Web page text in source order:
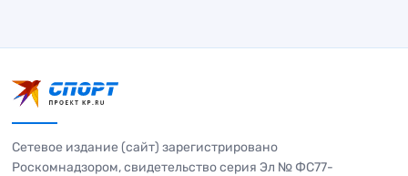
Сетевое издание (сайт) зарегистрировано
Роскомнадзором, свидетельство серия Эл № ФС77-